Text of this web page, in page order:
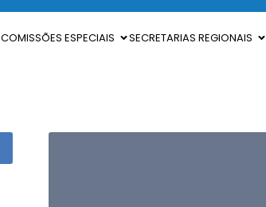
COMISSÕES ESPECIAIS SECRETARIAS REGIONAIS